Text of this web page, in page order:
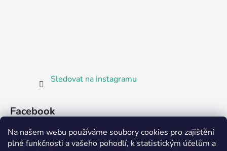
Na našem webu používáme soubory cookies pro zajištění
plné funkčnosti a vašeho pohodlí, k statistickým účelům a
Sledovat na Instagramu
Facebook